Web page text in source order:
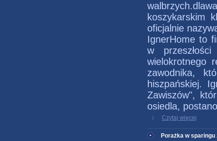
koszykarskim
oficjalnie
IgnerHome to
w
wielokrotnego
zawodnika,
hiszpańskiej.
Zawiszów",
osiedla,
Czytaj więcej
Porażka w sparingu